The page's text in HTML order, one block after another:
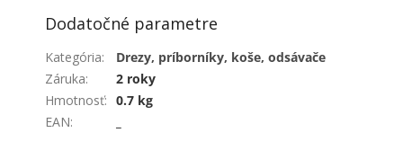
Dodatočné parametre
Kategória:
Drezy, príborníky, koše, odsávače
Záruka:
2 roky
Hmotnosť: 0.7 kg
EAN: